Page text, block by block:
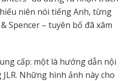
niên nói tiếng Anh, từng
Spencer – tuyên bố đã xâm
cấp: một là hướng dẫn nội
Những hình ảnh này cho